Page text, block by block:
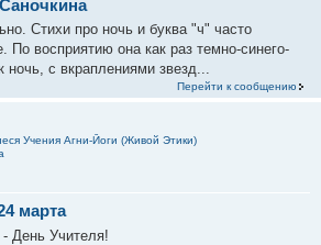
Стихи про ночь и буква "ч" часто
По восприятию она как раз темно-синего-
ночь, с вкраплениями звезд...
Перейти к сообщению
Учения Агни-Йоги (Живой Этики)
марта
- День Учителя!